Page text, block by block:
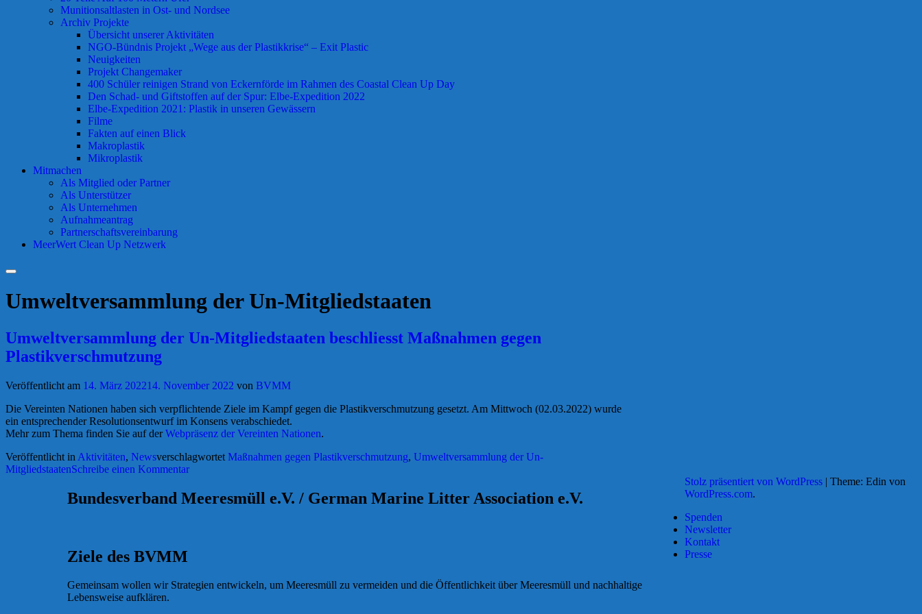
Munitionsaltlasten in Ost- und Nordsee
Archiv Projekte
Übersicht unserer Aktivitäten
NGO-Bündnis Projekt „Wege aus der Plastikkrise“ – Exit Plastic
Neuigkeiten
Projekt Changemaker
400 Schüler reinigen Strand von Eckernförde im Rahmen des Coastal Clean Up Day
Den Schad- und Giftstoffen auf der Spur: Elbe-Expedition 2022
Elbe-Expedition 2021: Plastik in unseren Gewässern
Filme
Fakten auf einen Blick
Makroplastik
Mikroplastik
Mitmachen
Als Mitglied oder Partner
Als Unterstützer
Als Unternehmen
Aufnahmeantrag
Partnerschaftsvereinbarung
MeerWert Clean Up Netzwerk
Suchen
Umweltversammlung der Un-Mitgliedstaaten
Umweltversammlung der Un-Mitgliedstaaten beschliesst Maßnahmen gegen
Plastikverschmutzung
Veröffentlicht am 14. März 202214. November 2022 von BVMM
Die Vereinten Nationen haben sich verpflichtende Ziele im Kampf gegen die Plastikverschmutzung gesetzt. Am Mittwoch (02.03.2022) wurde
ein entsprechender Resolutionsentwurf im Konsens verabschiedet.
Mehr zum Thema finden Sie auf derWebpräsenz der Vereinten Nationen.
Veröffentlicht in Aktivitäten, Newsverschlagwortet Maßnahmen gegen Plastikverschmutzung, Umweltversammlung der Un-
MitgliedstaatenSchreibe einen Kommentar
Bundesverband Meeresmüll e.V. / German Marine Litter Association e.V.
Ziele des BVMM
Gemeinsam wollen wir Strategien entwickeln, um Meeresmüll zu vermeiden und die Öffentlichkeit über Meeresmüll und nachhaltige
Lebensweise aufklären.
Stolz präsentiert von WordPress | Theme: Edin von
WordPress.com.
Spenden
Newsletter
Kontakt
Presse